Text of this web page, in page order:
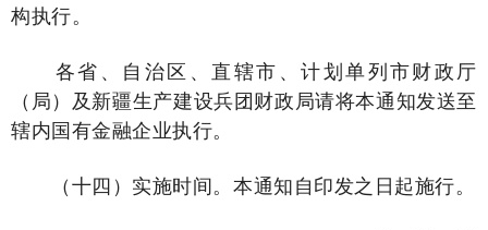
构执行。
各省、自治区、直辖市、计划单列市财政厅
（局）及新疆生产建设兵团财政局请将本通知发送至
辖内国有金融企业执行。
（十四）实施时间。本通知自印发之日起施行。